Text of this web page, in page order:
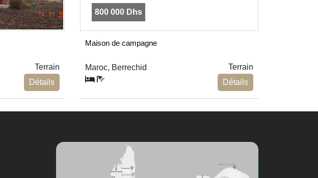
Terrain
Détails
800 000 Dhs
Maison de campagne
Maroc, Berrechid
Terrain
Détails